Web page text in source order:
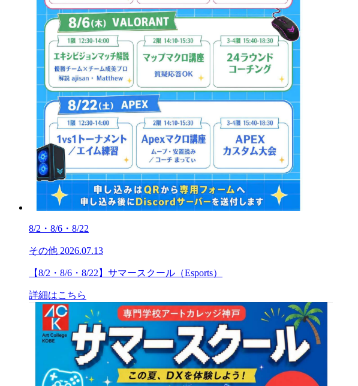
8/2・8/6・8/22
その他 2026.07.13
【8/2・8/6・8/22】サマースクール（Esports）
詳細はこちら